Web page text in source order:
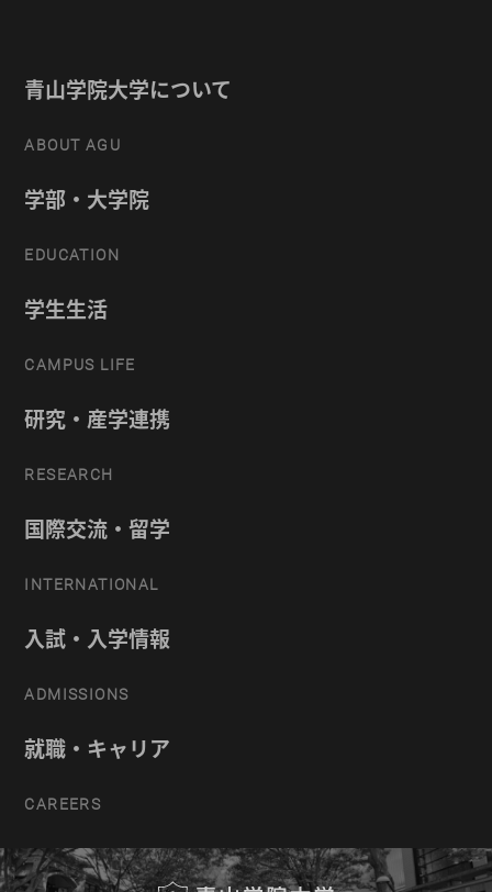
青山学院大学について
ABOUT AGU
学部・大学院
EDUCATION
学生生活
CAMPUS LIFE
研究・産学連携
RESEARCH
国際交流・留学
INTERNATIONAL
入試・入学情報
ADMISSIONS
就職・キャリア
CAREERS